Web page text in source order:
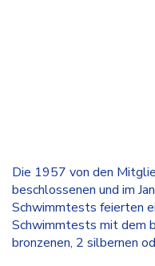
Die 1957 von den
beschlossenen und im
Schwimmtests feierten
Schwimmtests mit dem
bronzenen, 2 silbernen